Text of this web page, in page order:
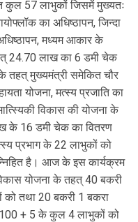
कुल 57 लाभुकों जिसमें मुख्यतः
का अधिष्ठापन, जिन्दा
मध्यम आकार के
24.70 लाख का 6 डमी चेक
तहत् मुख्यमंत्री समेकित चौर
योजना, मत्स्य प्रजाति का
विकास की योजना के
के 16 डमी चेक का वितरण
प्रभाग के 22 लाभुकों को
है। आज के इस कार्यक्रम
योजना के तहत् 40 बकरी
को तथा 20 बकरी 1 बकरा
100 + 5 के कुल 4 लाभुकों को